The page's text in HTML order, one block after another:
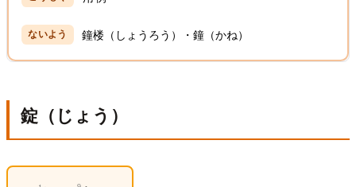
鐘楼（しょうろう）・鐘（かね）
錠（じょう）